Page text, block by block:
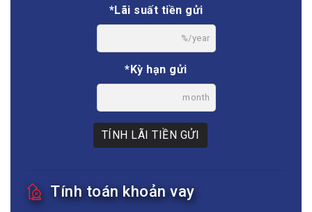
*Lãi suất tiền gửi
%/year
*Kỳ hạn gửi
month
TÍNH LÃI TIỀN GỬI
Tính toán khoản vay